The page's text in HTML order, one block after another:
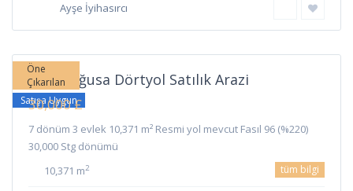
Ayşe İyihasırcı
Öne
Çıkarılan
Satışa Uygun
Gazimağusa Dörtyol Satılık Arazi
30,000 £
7 dönüm 3 evlek 10,371 m² Resmi yol mevcut Fasıl 96 (%220)
30,000 Stg dönümü
10,371 m2 tüm bilgi